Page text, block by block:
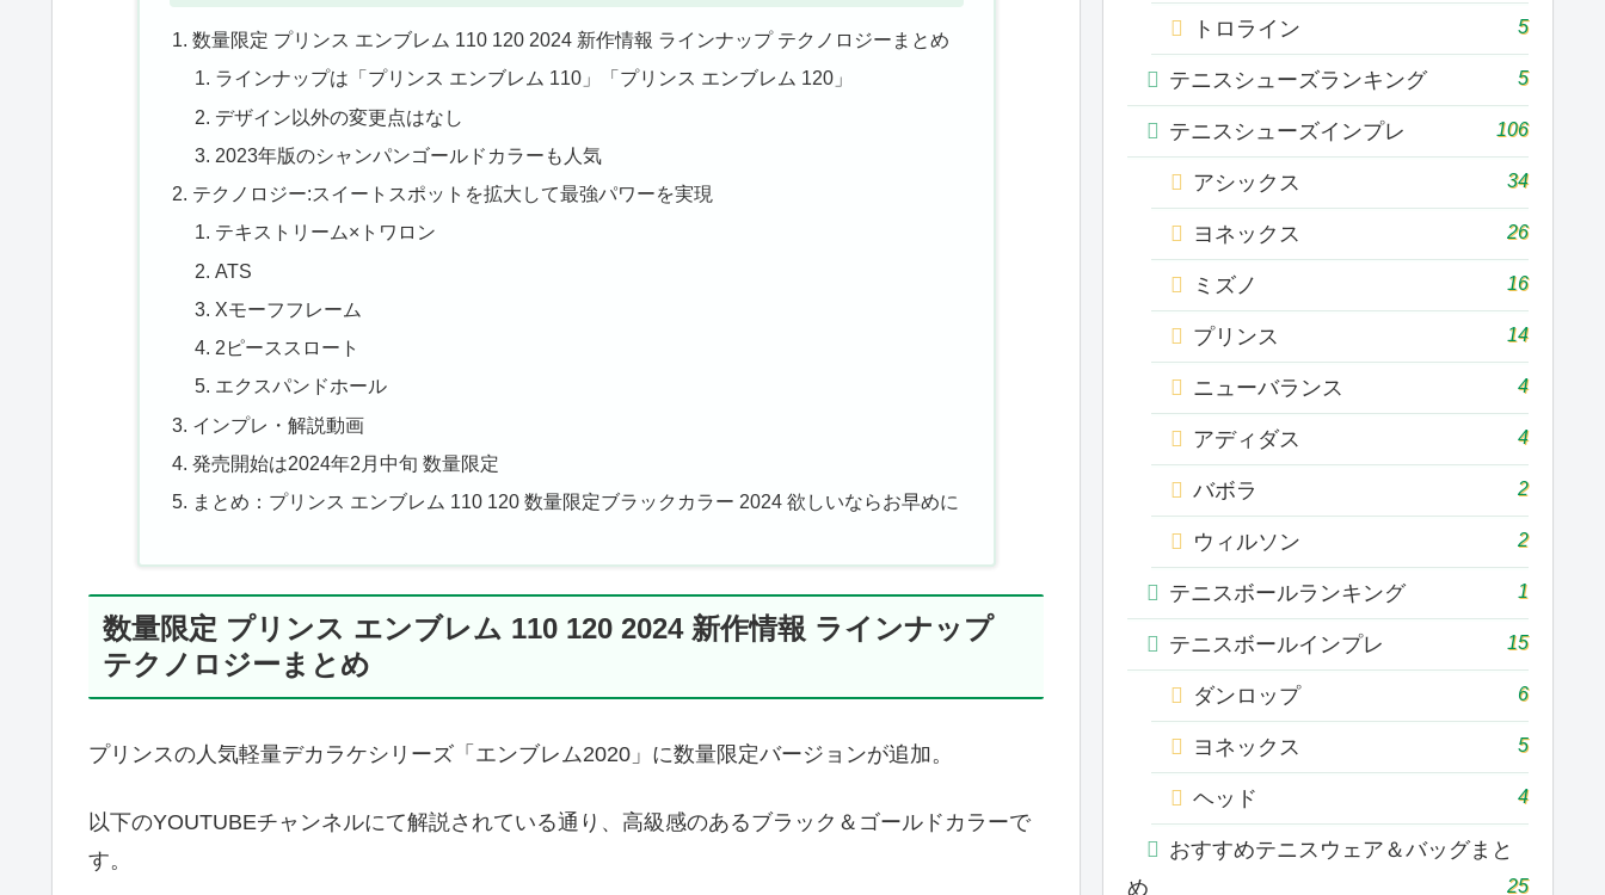
数量限定 プリンス エンブレム 110 120 2024 新作情報 ラインナップ テクノロジーまとめ
ラインナップは「プリンス エンブレム 110」「プリンス エンブレム 120」
デザイン以外の変更点はなし
2023年版のシャンパンゴールドカラーも人気
テクノロジー:スイートスポットを拡大して最強パワーを実現
テキストリーム×トワロン
ATS
Xモーフフレーム
2ピーススロート
エクスパンドホール
インプレ・解説動画
発売開始は2024年2月中旬 数量限定
まとめ：プリンス エンブレム 110 120 数量限定ブラックカラー 2024 欲しいならお早めに
数量限定 プリンス エンブレム 110 120 2024 新作情報 ラインナップ
テクノロジーまとめ
プリンスの人気軽量デカラケシリーズ「エンブレム2020」に数量限定バージョンが追加。
以下のYOUTUBEチャンネルにて解説されている通り、高級感のあるブラック＆ゴールドカラーで
す。
トロライン 5
テニスシューズランキング 5
テニスシューズインプレ 106
アシックス 34
ヨネックス 26
ミズノ 16
プリンス 14
ニューバランス 4
アディダス 4
バボラ 2
ウィルソン 2
テニスボールランキング 1
テニスボールインプレ 15
ダンロップ 6
ヨネックス 5
ヘッド 4
おすすめテニスウェア＆バッグまと
め
25